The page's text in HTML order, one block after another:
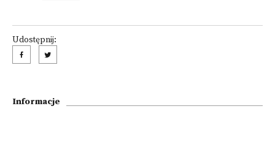
Udostępnij:
Informacje